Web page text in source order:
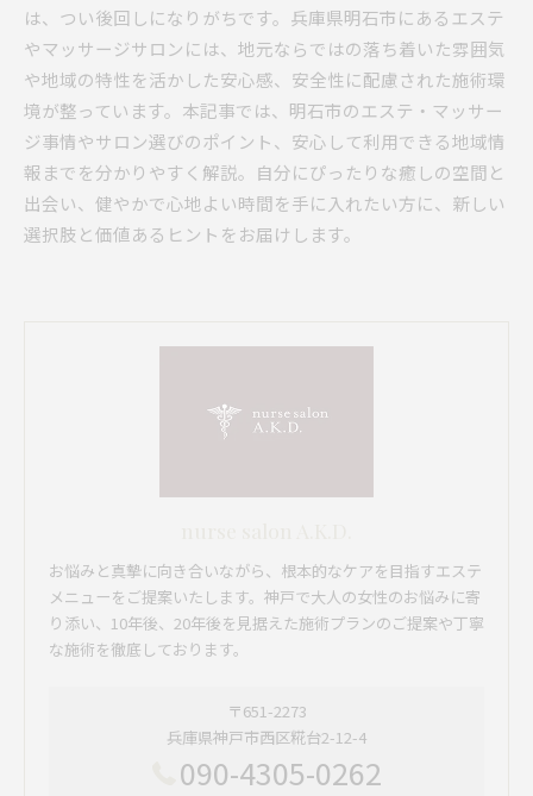
は、つい後回しになりがちです。兵庫県明石市にあるエステ
やマッサージサロンには、地元ならではの落ち着いた雰囲気
や地域の特性を活かした安心感、安全性に配慮された施術環
境が整っています。本記事では、明石市のエステ・マッサー
ジ事情やサロン選びのポイント、安心して利用できる地域情
報までを分かりやすく解説。自分にぴったりな癒しの空間と
出会い、健やかで心地よい時間を手に入れたい方に、新しい
選択肢と価値あるヒントをお届けします。
お悩みと真摯に向き合いながら、根本的なケアを目指すエステ
メニューをご提案いたします。神戸で大人の女性のお悩みに寄
り添い、10年後、20年後を見据えた施術プランのご提案や丁寧
な施術を徹底しております。
〒651-2273
兵庫県神戸市西区糀台2-12-4
090-4305-0262